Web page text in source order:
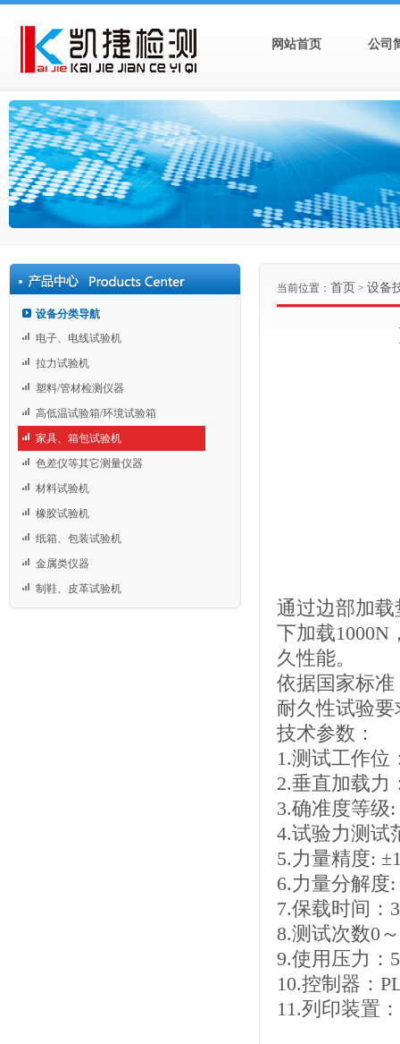
网站首页 公司
设备分类导航
电子、电线试验机
拉力试验机
塑料/管材检测仪器
高低温试验箱/环境试验箱
家具、箱包试验机
色差仪等其它测量仪器
材料试验机
橡胶试验机
纸箱、包装试验机
金属类仪器
制鞋、皮革试验机
当前位置： 首页 > 设备
通过边部加载
下加载1000N
久性能。
依据国家标准
耐久性试验
技术参数：
1.测试工作位
2.垂直加载力
3.确准度等级:
4.试验力测试
5.力量精度:
6.力量分解度:
7.保载时间：
8.测试次数0
9.使用压力：
10.控制器：
11.列印装置